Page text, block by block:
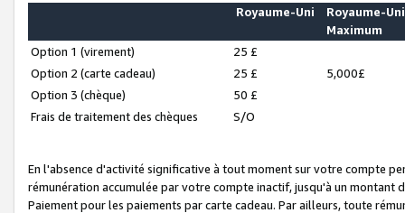
Royaume-Uni
Royaume-Uni
Maximum
Option 1 (virement)
25 £
Option 2 (carte cadeau)
25 £
5,000£
Option 3 (chèque)
50 £
Frais de traitement des chèques
S/O
En l'absence d'activité significative à tout moment sur votre compte
rémunération accumulée par votre compte inactif, jusqu'à un montant
Paiement pour les paiements par carte cadeau. Par ailleurs, toute